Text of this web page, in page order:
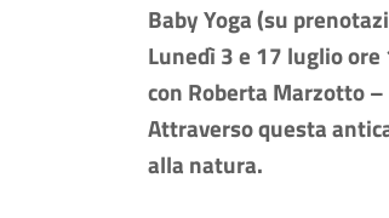
Baby Yoga (su
Lunedì 3 e 17 luglio
con Roberta Marzotto
Attraverso questa
alla natura.